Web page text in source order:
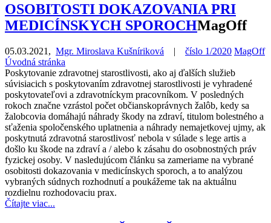
OSOBITOSTI DOKAZOVANIA PRI
MEDICÍNSKYCH SPOROCHMagOff
05.03.2021 , Mgr. Miroslava Kušníriková | číslo 1/2020 MagOff
Úvodná stránka
Poskytovanie zdravotnej starostlivosti, ako aj ďalších služieb
súvisiacich s poskytovaním zdravotnej starostlivosti je vyhradené
poskytovateľovi a zdravotníckym pracovníkom. V posledných
rokoch značne vzrástol počet občianskoprávnych žalôb, kedy sa
žalobcovia domáhajú náhrady škody na zdraví, titulom bolestného a
sťaženia spoločenského uplatnenia a náhrady nemajetkovej ujmy, ak
poskytnutá zdravotná starostlivosť nebola v súlade s lege artis a
došlo ku škode na zdraví a / alebo k zásahu do osobnostných práv
fyzickej osoby. V nasledujúcom článku sa zameriame na vybrané
osobitosti dokazovania v medicínskych sporoch, a to analýzou
vybraných súdnych rozhodnutí a poukážeme tak na aktuálnu
rozdielnu rozhodovaciu prax.
Čítajte viac...